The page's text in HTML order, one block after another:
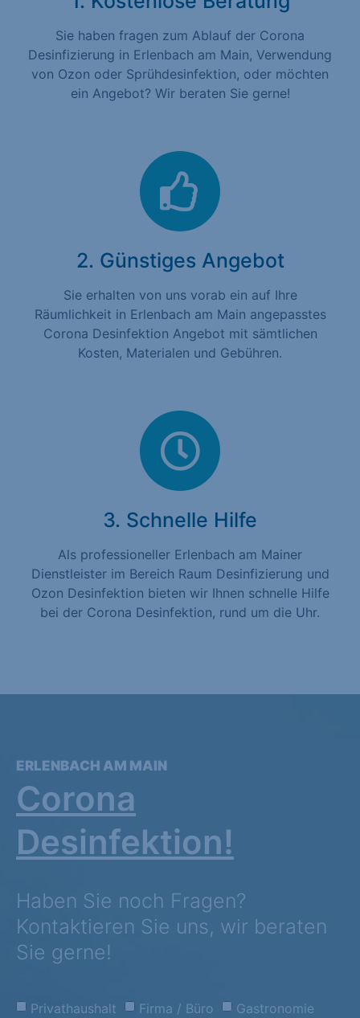
Sie haben fragen zum Ablauf der Corona
Desinfizierung in Erlenbach am Main, Verwendung
von Ozon oder Sprühdesinfektion, oder möchten
ein Angebot? Wir beraten Sie gerne!
2. Günstiges Angebot
Sie erhalten von uns vorab ein auf Ihre
Räumlichkeit in Erlenbach am Main angepasstes
Corona Desinfektion Angebot mit sämtlichen
Kosten, Materialen und Gebühren.
3. Schnelle Hilfe
Als professioneller Erlenbach am Mainer
Dienstleister im Bereich Raum Desinfizierung und
Ozon Desinfektion bieten wir Ihnen schnelle Hilfe
bei der Corona Desinfektion, rund um die Uhr.
ERLENBACH AM MAIN
Corona
Desinfektion!
Haben Sie noch Fragen?
Kontaktieren Sie uns, wir beraten
Sie gerne!
Privathaushalt Firma / Büro Gastronomie